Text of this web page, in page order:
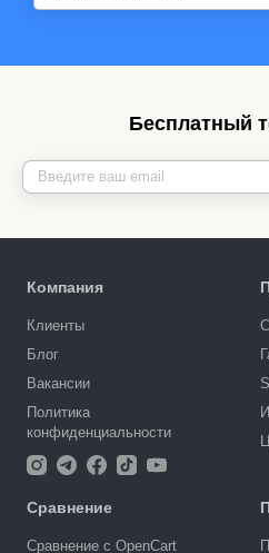
Бесплатный
Компания
Клиенты
Блог
Вакансии
Политика
конфиденциальности
Сравнение
Сравнение с OpenCart